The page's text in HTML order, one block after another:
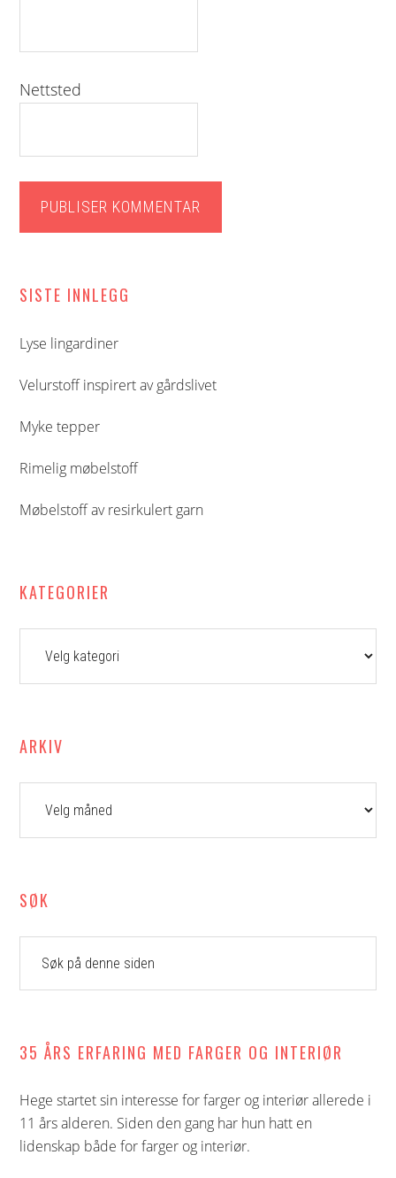
Nettsted
Hoved
sidebar
SISTE INNLEGG
Lyse lingardiner
Velurstoff inspirert av gårdslivet
Myke tepper
Rimelig møbelstoff
Møbelstoff av resirkulert garn
KATEGORIER
ARKIV
SØK
denne
35 ÅRS ERFARING MED FARGER OG INTERIØR
Hege startet sin interesse for farger og interiør allerede i
11 års alderen. Siden den gang har hun hatt en
lidenskap både for farger og interiør.